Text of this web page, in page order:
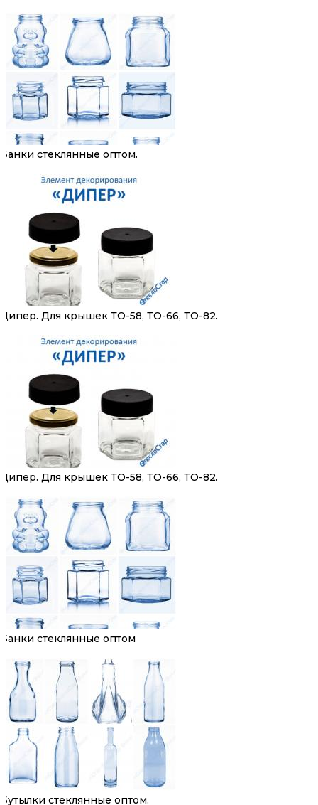
Банки стеклянные оптом.
Дипер. Для крышек ТО-58, ТО-66, ТО-82.
Дипер. Для крышек ТО-58, ТО-66, ТО-82.
Банки стеклянные оптом
Бутылки стеклянные оптом.